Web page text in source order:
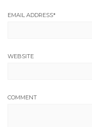
EMAIL ADDRESS*
WEBSITE
COMMENT